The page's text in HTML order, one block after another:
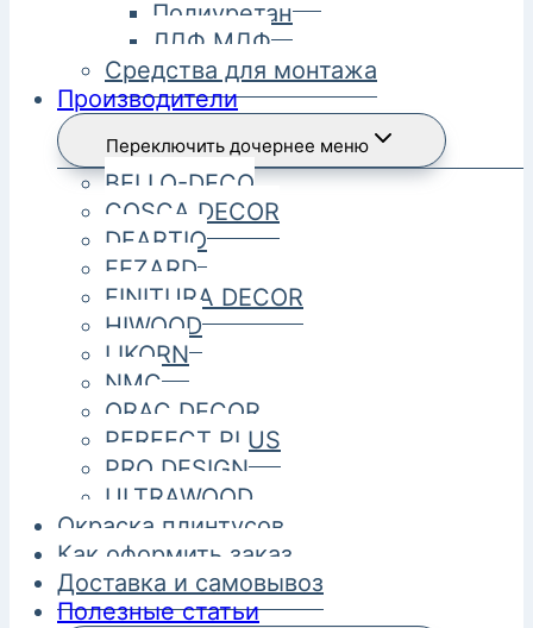
Полиуретан
ЛДФ МДФ
Средства для монтажа
Производители
Переключить дочернее меню
BELLO-DECO
COSCA DECOR
DEARTIO
FEZARD
FINITURA DECOR
HIWOOD
LIKORN
NMC
ORAC DECOR
PERFECT PLUS
PRO DESIGN
ULTRAWOOD
Окраска плинтусов
Как оформить заказ
Доставка и самовывоз
Полезные статьи